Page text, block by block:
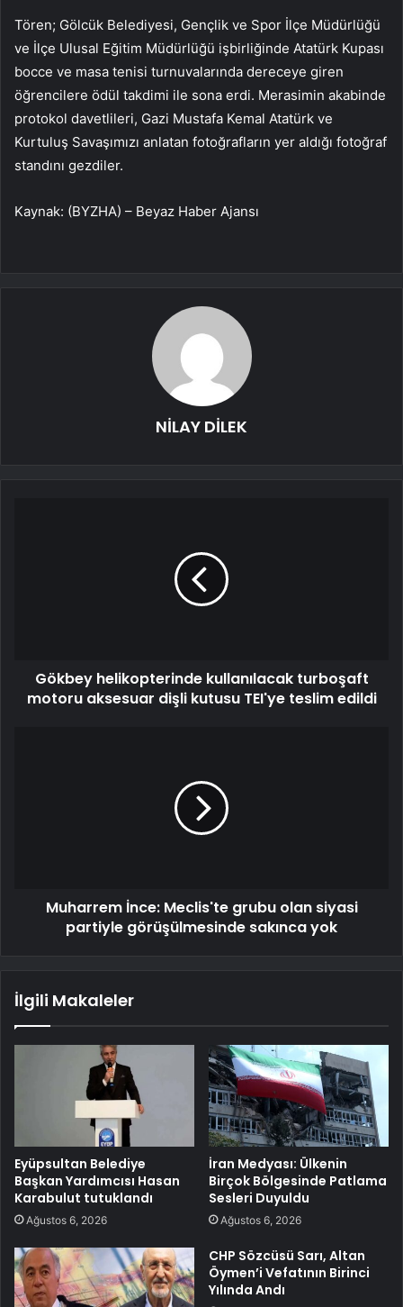
Tören; Gölcük Belediyesi, Gençlik ve Spor İlçe Müdürlüğü
ve İlçe Ulusal Eğitim Müdürlüğü işbirliğinde Atatürk Kupası
bocce ve masa tenisi turnuvalarında dereceye giren
öğrencilere ödül takdimi ile sona erdi. Merasimin akabinde
protokol davetlileri, Gazi Mustafa Kemal Atatürk ve
Kurtuluş Savaşımızı anlatan fotoğrafların yer aldığı fotoğraf
standını gezdiler.
Kaynak: (BYZHA) – Beyaz Haber Ajansı
NİLAY DİLEK
Gökbey helikopterinde kullanılacak turboşaft
motoru aksesuar dişli kutusu TEI'ye teslim edildi
Muharrem İnce: Meclis'te grubu olan siyasi
partiyle görüşülmesinde sakınca yok
İlgili Makaleler
Eyüpsultan Belediye
Başkan Yardımcısı Hasan
Karabulut tutuklandı
Ağustos 6, 2026
İran Medyası: Ülkenin
Birçok Bölgesinde Patlama
Sesleri Duyuldu
Ağustos 6, 2026
CHP Sözcüsü Sarı, Altan
Öymen’i Vefatının Birinci
Yılında Andı